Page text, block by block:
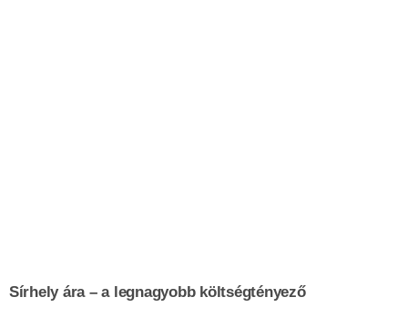
Sírhely ára – a legnagyobb költségtényező